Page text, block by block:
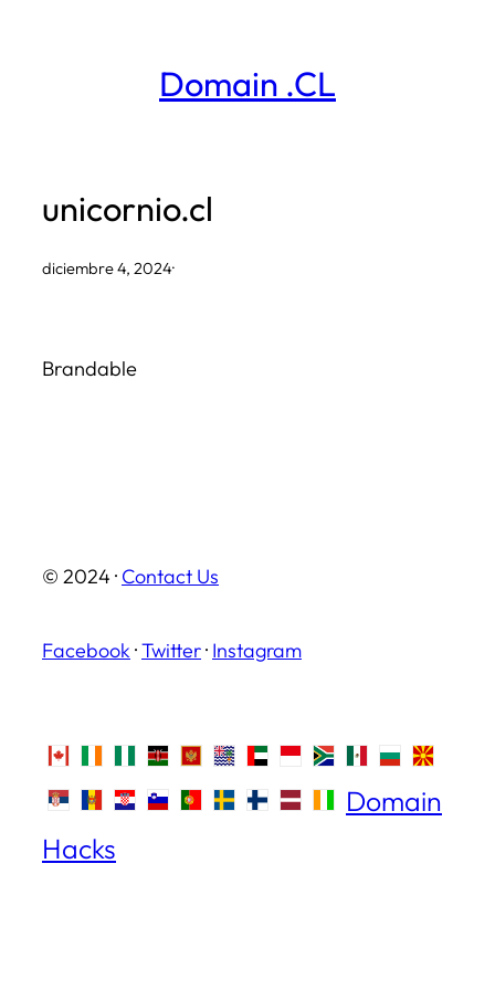
Domain .CL
unicornio.cl
diciembre 4, 2024·
Brandable
© 2024 · Contact Us
Facebook ·Twitter· Instagram
Domain
Hacks